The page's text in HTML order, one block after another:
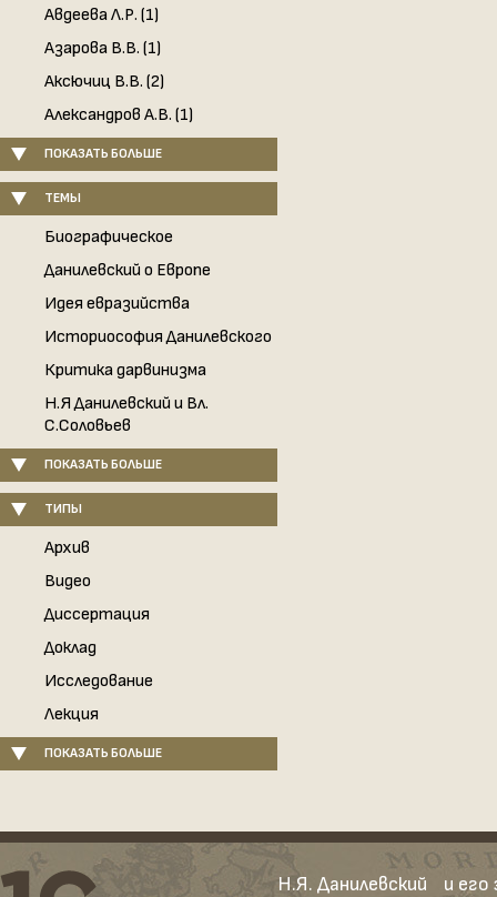
Авдеева Л.Р. (1)
Азарова В.В. (1)
Аксючиц В.В. (2)
Александров А.В. (1)
ПОКАЗАТЬ БОЛЬШЕ
ТЕМЫ
Биографическое
Данилевский о Европе
Идея евразийства
Историософия Данилевского
Критика дарвинизма
Н.Я Данилевский и Вл.
С.Соловьев
ПОКАЗАТЬ БОЛЬШЕ
ТИПЫ
Архив
Видео
Диссертация
Доклад
Исследование
Лекция
ПОКАЗАТЬ БОЛЬШЕ
Н.Я. Данилевский и его